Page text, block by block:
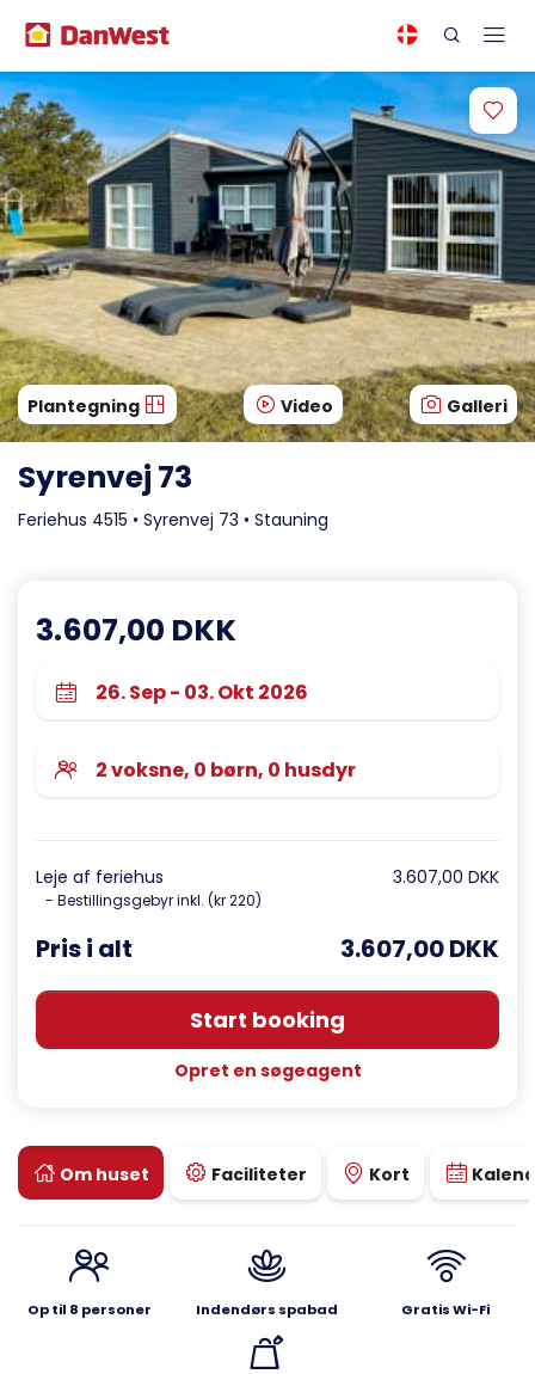
Plantegning Video Galleri
Syrenvej 73
Feriehus 4515 • Syrenvej 73 • Stauning
Om huset Faciliteter Kort
Op til 8 personer Indendørs spabad Gratis Wi-Fi
3.607,00 DKK
Leje af feriehus
- Bestillingsgebyr inkl. (kr 220)
3.607,00 DKK
Pris i alt 3.607,00 DKK
Start booking
Opret en søgeagent